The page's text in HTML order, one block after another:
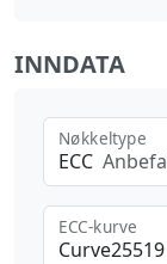
INNDATA
ECC
Nøkkeltype
Curve25519
ECC-kurve